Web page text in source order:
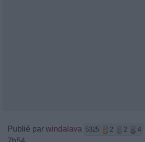
Publié par windalava 5325 2 2 4